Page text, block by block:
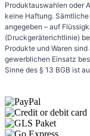
Produktauswahlen oder
keine Haftung.
angegeben – auf
(Druckgeräterichtlinie)
Produkte und Waren
gewerblichen Einsatz
Sinne des § 13 BGB ist